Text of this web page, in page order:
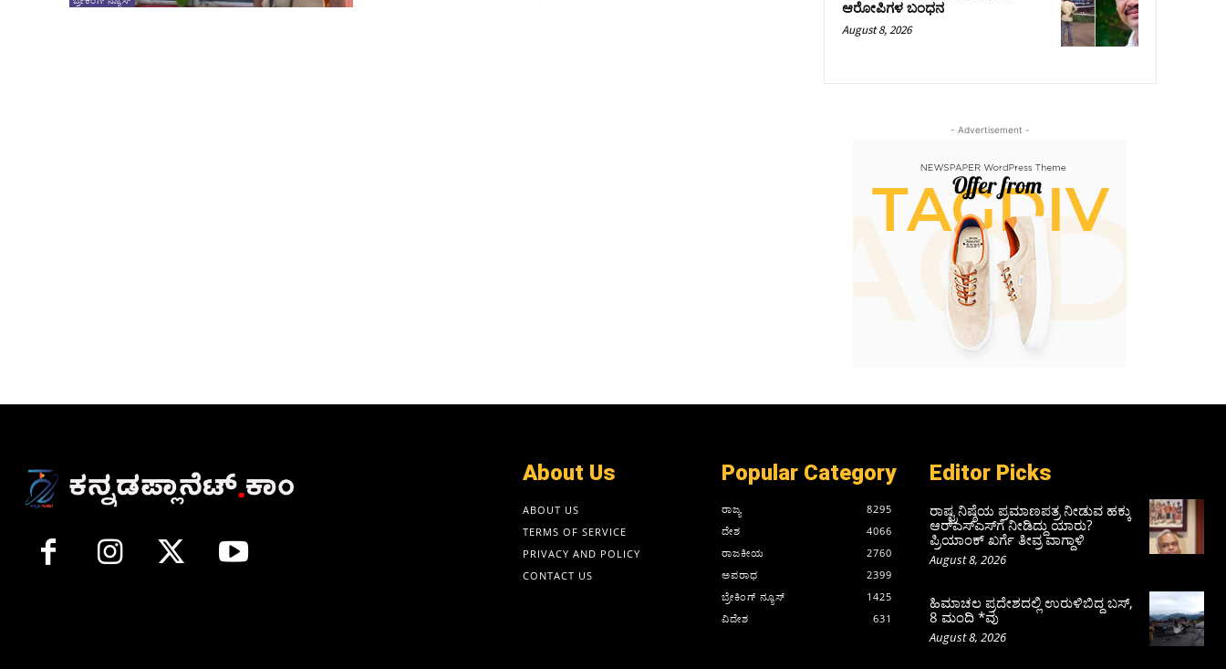
ಆರೋಪಿಗಳ ಬಂಧನ
August 8, 2026
- Advertisement -
About Us
ABOUT US
TERMS OF SERVICE
PRIVACY AND POLICY
CONTACT US
Popular Category
ರಾಜ್ಯ
8295
ದೇಶ
4066
ರಾಜಕೀಯ
2760
ಅಪರಾಧ
2399
ಬ್ರೇಕಿಂಗ್ ನ್ಯೂಸ್
1425
ವಿದೇಶ
631
Editor Picks
ರಾಷ್ಟ್ರನಿಷ್ಠೆಯ ಪ್ರಮಾಣಪತ್ರ ನೀಡುವ ಹಕ್ಕು
ಆರ್‌ಎಸ್‌ಎಸ್‌ಗೆ ನೀಡಿದ್ದು ಯಾರು?
ಪ್ರಿಯಾಂಕ್ ಖರ್ಗೆ ತೀವ್ರ ವಾಗ್ದಾಳಿ
August 8, 2026
ಹಿಮಾಚಲ ಪ್ರದೇಶದಲ್ಲಿ ಉರುಳಿಬಿದ್ದ ಬಸ್‌,
8 ಮಂದಿ *ವು
August 8, 2026